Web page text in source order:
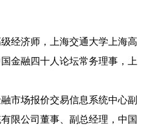
经济师，上海交通大学上海高
金融四十人论坛常务理事，上
市场报价交易信息系统中心副
限公司董事、副总经理，中国